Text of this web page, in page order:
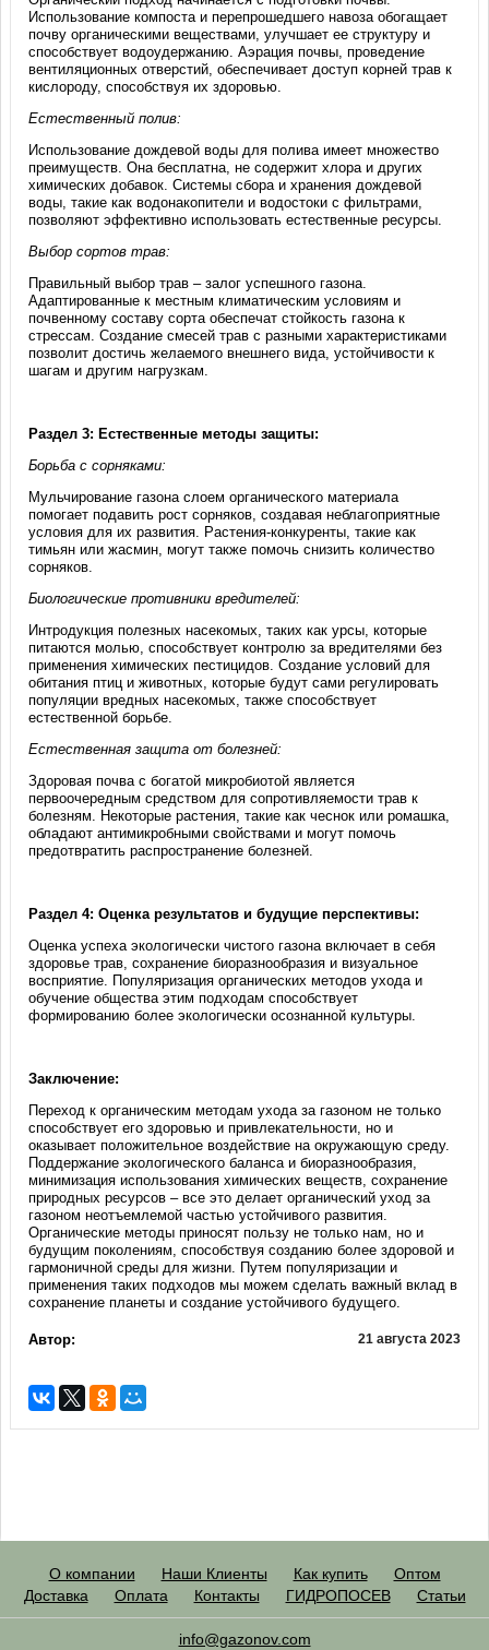
Использование компоста и перепрошедшего навоза обогащает
почву органическими веществами, улучшает ее структуру и
способствует водоудержанию. Аэрация почвы, проведение
вентиляционных отверстий, обеспечивает доступ корней трав к
кислороду, способствуя их здоровью.
Естественный полив:
Использование дождевой воды для полива имеет множество
преимуществ. Она бесплатна, не содержит хлора и других
химических добавок. Системы сбора и хранения дождевой
воды, такие как водонакопители и водостоки с фильтрами,
позволяют эффективно использовать естественные ресурсы.
Выбор сортов трав:
Правильный выбор трав – залог успешного газона.
Адаптированные к местным климатическим условиям и
почвенному составу сорта обеспечат стойкость газона к
стрессам. Создание смесей трав с разными характеристиками
позволит достичь желаемого внешнего вида, устойчивости к
шагам и другим нагрузкам.
Раздел 3: Естественные методы защиты:
Борьба с сорняками:
Мульчирование газона слоем органического материала
помогает подавить рост сорняков, создавая неблагоприятные
условия для их развития. Растения-конкуренты, такие как
тимьян или жасмин, могут также помочь снизить количество
сорняков.
Биологические противники вредителей:
Интродукция полезных насекомых, таких как урсы, которые
питаются молью, способствует контролю за вредителями без
применения химических пестицидов. Создание условий для
обитания птиц и животных, которые будут сами регулировать
популяции вредных насекомых, также способствует
естественной борьбе.
Естественная защита от болезней:
Здоровая почва с богатой микробиотой является
первоочередным средством для сопротивляемости трав к
болезням. Некоторые растения, такие как чеснок или ромашка,
обладают антимикробными свойствами и могут помочь
предотвратить распространение болезней.
Раздел 4: Оценка результатов и будущие перспективы:
Оценка успеха экологически чистого газона включает в себя
здоровье трав, сохранение биоразнообразия и визуальное
восприятие. Популяризация органических методов ухода и
обучение общества этим подходам способствует
формированию более экологически осознанной культуры.
Заключение:
Переход к органическим методам ухода за газоном не только
способствует его здоровью и привлекательности, но и
оказывает положительное воздействие на окружающую среду.
Поддержание экологического баланса и биоразнообразия,
минимизация использования химических веществ, сохранение
природных ресурсов – все это делает органический уход за
газоном неотъемлемой частью устойчивого развития.
Органические методы приносят пользу не только нам, но и
будущим поколениям, способствуя созданию более здоровой и
гармоничной среды для жизни. Путем популяризации и
применения таких подходов мы можем сделать важный вклад в
сохранение планеты и создание устойчивого будущего.
21 августа 2023
Автор:
О компании Наши Клиенты Как купить
Оптом
Доставка
Оплата Контакты ГИДРОПОСЕВ Статьи
info@gazonov.com